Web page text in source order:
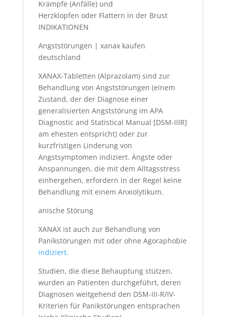
Krämpfe (Anfälle) und
Herzklopfen oder Flattern in der Brust
INDIKATIONEN
Angststörungen | xanax kaufen
deutschland
XANAX-Tabletten (Alprazolam) sind zur
Behandlung von Angststörungen (einem
Zustand, der der Diagnose einer
generalisierten Angststörung im APA
Diagnostic and Statistical Manual [DSM-IIIR]
am ehesten entspricht) oder zur
kurzfristigen Linderung von
Angstsymptomen indiziert. Ängste oder
Anspannungen, die mit dem Alltagsstress
einhergehen, erfordern in der Regel keine
Behandlung mit einem Anxiolytikum.
anische Störung
XANAX ist auch zur Behandlung von
Panikstörungen mit oder ohne Agoraphobie
indiziert.
Studien, die diese Behauptung stützen,
wurden an Patienten durchgeführt, deren
Diagnosen weitgehend den DSM-III-R/IV-
Kriterien für Panikstörungen entsprachen